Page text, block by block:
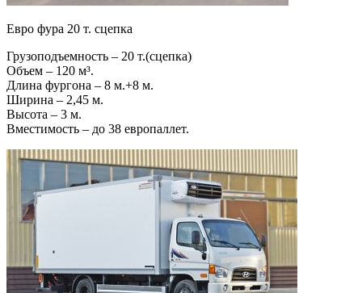
Евро фура 20 т. сцепка
Грузоподъемность – 20 т.(сцепка)
Объем – 120 м³.
Длина фургона – 8 м.+8 м.
Ширина – 2,45 м.
Высота – 3 м.
Вместимость – до 38 европаллет.